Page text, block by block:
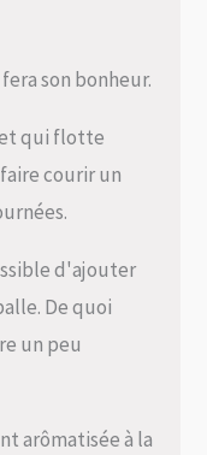
son bonheur.
qui flotte
courir un
d'ajouter
De quoi
un peu
arômatisée à la